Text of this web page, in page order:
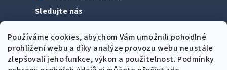
Používáme cookies, abychom Vám umožnili pohodlné
prohlížení webu a díky analýze provozu webu neustále
zlepšovali jeho funkce, výkon a použitelnost. Podmínky
Sledujte nás
Možnosti úhrady